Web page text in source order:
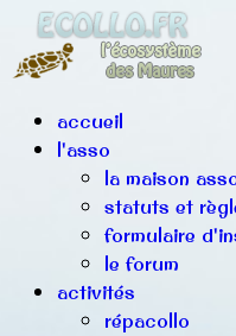
accueil
l'asso
la maison
statuts et
formulaire
le forum
activités
répacollo